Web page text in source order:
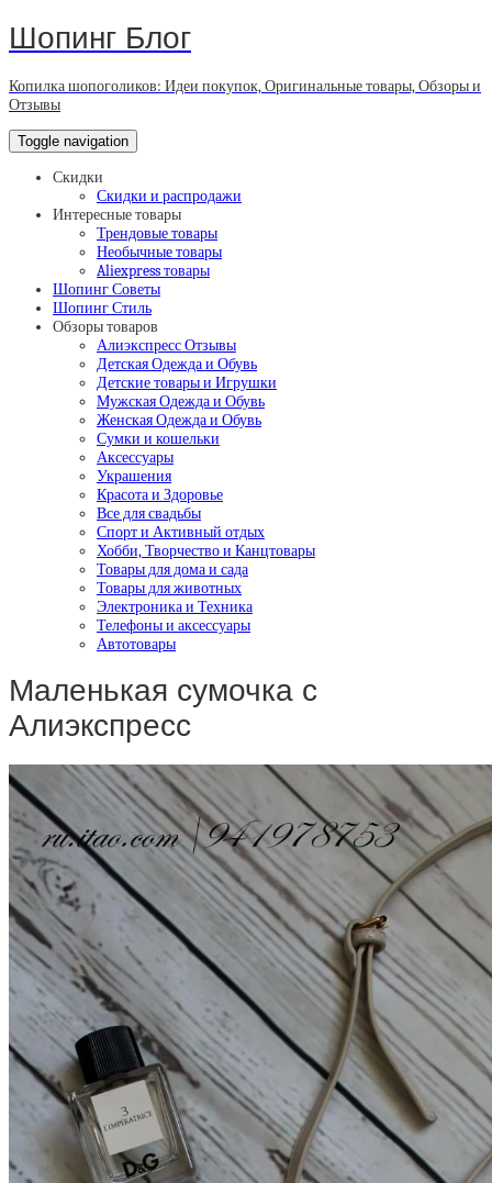
Шопинг Блог
Копилка шопоголиков: Идеи покупок, Оригинальные товары, Обзоры и
Отзывы
Toggle navigation
Скидки
Скидки и распродажи
Интересные товары
Трендовые товары
Необычные товары
Aliexpress товары
Шопинг Советы
Шопинг Стиль
Обзоры товаров
Алиэкспресс Отзывы
Детская Одежда и Обувь
Детские товары и Игрушки
Мужская Одежда и Обувь
Женская Одежда и Обувь
Сумки и кошельки
Аксессуары
Украшения
Красота и Здоровье
Все для свадьбы
Спорт и Активный отдых
Хобби, Творчество и Канцтовары
Товары для дома и сада
Товары для животных
Электроника и Техника
Телефоны и аксессуары
Автотовары
Маленькая сумочка с
Алиэкспресс